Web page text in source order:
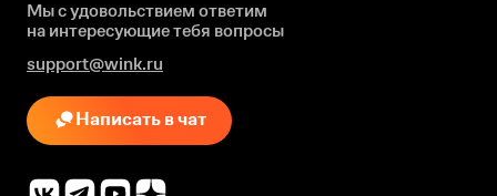
Мы с удовольствием ответим
на интересующиетебя вопросы
support@wink.ru
Написать в чат